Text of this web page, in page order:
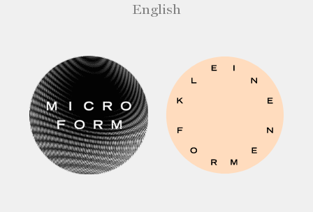
English